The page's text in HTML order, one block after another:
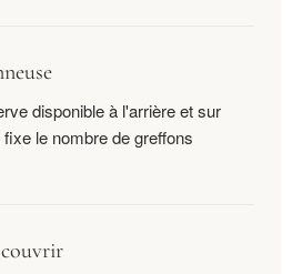
disponible à l'arrière et sur
le nombre de greffons